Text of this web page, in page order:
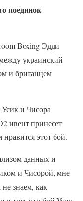
поединок
Boxing Эдди
украинский
и британцем
и Чисора
ивент принесет
этот бой.
данных и
и Чисорой, мне
знаем, как